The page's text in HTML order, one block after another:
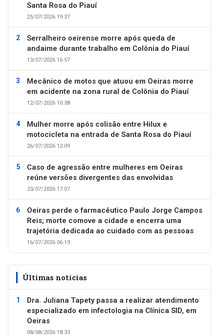
Santa Rosa do Piauí
25/07/2026 19:37
Serralheiro oeirense morre após queda de
andaime durante trabalho em Colônia do Piauí
13/07/2026 16:57
Mecânico de motos que atuou em Oeiras morre
em acidente na zona rural de Colônia do Piauí
12/07/2026 10:38
Mulher morre após colisão entre Hilux e
motocicleta na entrada de Santa Rosa do Piauí
26/07/2026 12:09
Caso de agressão entre mulheres em Oeiras
reúne versões divergentes das envolvidas
23/07/2026 17:07
Oeiras perde o farmacêutico Paulo Jorge Campos
Reis; morte comove a cidade e encerra uma
trajetória dedicada ao cuidado com as pessoas
16/07/2026 06:19
Últimas notícias
Dra. Juliana Tapety passa a realizar atendimento
especializado em infectologia na Clínica SID, em
Oeiras
08/08/2026 18:33